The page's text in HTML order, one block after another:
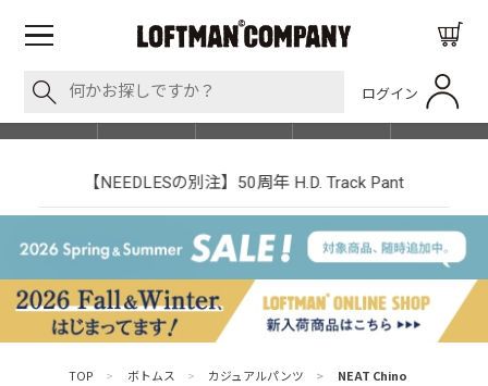
ログイン
SHOP LIST
【NEEDLESの別注】50周年 H.D. Track Pant
TOP > ボトムス > カジュアルパンツ > NEAT Chino